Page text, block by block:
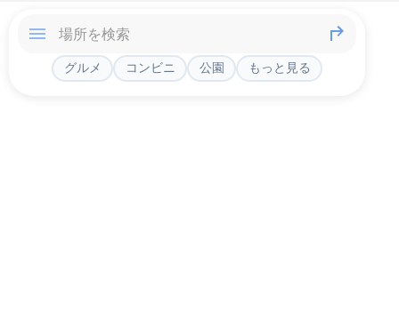
グルメ コンビニ 公園 もっと見る